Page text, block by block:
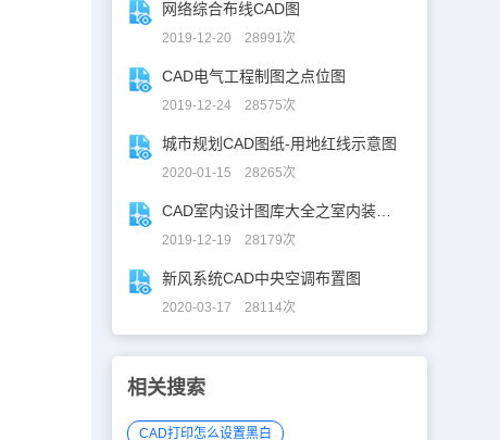
网络综合布线CAD图
2019-12-20 28991次
CAD电气工程制图之点位图
2019-12-24 28575次
城市规划CAD图纸-用地红线示意图
2020-01-15 28265次
2019-12-19 28179次
新风系统CAD中央空调布置图
2020-03-17 28114次
相关搜索
CAD打印怎么设置黑白